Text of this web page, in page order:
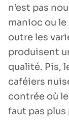
n’est pas
manioc ou
outre les
produisent
qualité. Pis,
caféiers
contrée où
faut pas